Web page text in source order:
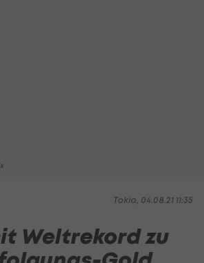
Tokio, 04.08.21 11:35
Weltrekord zu